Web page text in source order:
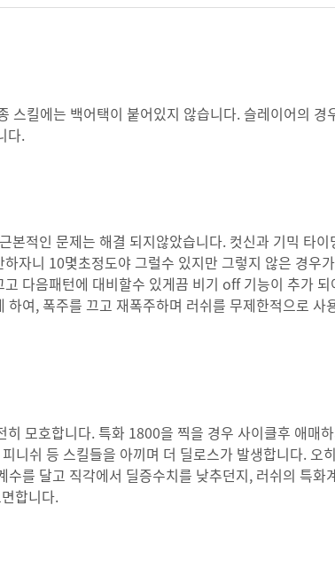
스킬에는 백어택이 붙어있지 않습니다. 슬레이어의 경
다.
본적인 문제는 해결 되지않았습니다. 컷신과 기믹 타
자니 10몇초정도야 그럴수 있지만 그렇지 않은 경우
다음패턴에 대비할수 있게끔 비기 off 기능이 추가
여, 폭주를 끄고 재폭주하며 러쉬를 무제한적으로 사
히 모호합니다. 특화 1800을 찍을 경우 사이클후 애매
니쉬 등 스킬들을 아끼며 더 딜로스가 발생합니다. 오
를 달고 직각에서 딜증수치를 낮추던지, 러쉬의 특화
합니다.